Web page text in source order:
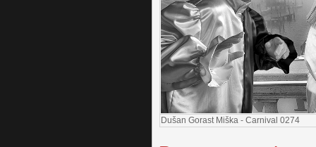
Dušan Gorast Miška - Carnival 0274